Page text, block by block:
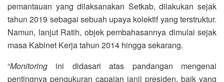
pemantauan yang dilaksanakan Setkab, dilakukan sejak
tahun 2019 sebagai sebuah upaya kolektif yang terstruktur.
Namun, lanjut Ratih, objek pembahasannya dimulai sejak
masa Kabinet Kerja tahun 2014 hingga sekarang.
“Monitoring ini didasari atas pandangan mengenai
pentingnya pengukuran capaian janji presiden, baik yang